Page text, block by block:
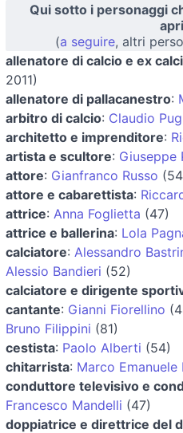
Qui sotto i personaggi
(a seguire, altri
allenatore di calcio e ex
2011)
allenatore di pallacanestro:
arbitro di calcio: Claudio
architetto e imprenditore:
artista e scultore: Giuseppe
attore: Gianfranco Russo
attore e cabarettista:
attrice: Anna Foglietta (47)
attrice e ballerina: Lola
calciatore: Alessandro
Alessio Bandieri (52)
calciatore e dirigente
cantante: Gianni Fiorellino
Bruno Filippini (81)
cestista: Paolo Alberti (54)
chitarrista: Marco Emanuele
conduttore televisivo e
Francesco Mandelli (47)
doppiatrice e direttrice del